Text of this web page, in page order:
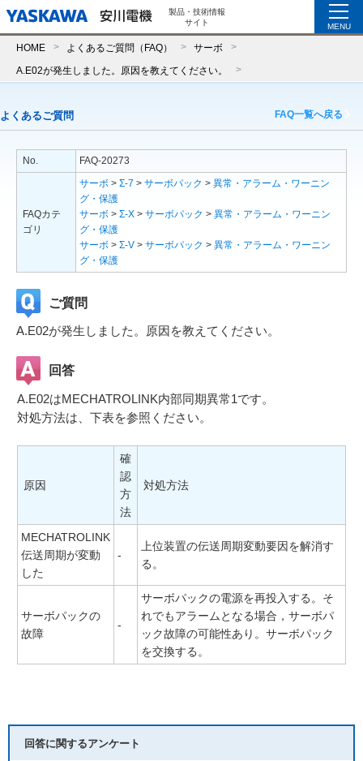
製品・技術情報
サイト
MENU
HOME よくあるご質問（FAQ） サーボ
A.E02が発生しました。原因を教えてください。
よくあるご質問 FAQ一覧へ戻る
No. FAQ-20273
FAQカテ
ゴリ
サーボ > Σ-7 > サーボパック > 異常・アラーム・ワーニン
グ・保護
サーボ > Σ-X > サーボパック > 異常・アラーム・ワーニン
グ・保護
サーボ > Σ-V > サーボパック > 異常・アラーム・ワーニン
グ・保護
ご質問
A.E02が発生しました。原因を教えてください。
回答
A.E02はMECHATROLINK内部同期異常1です。
対処方法は、下表を参照ください。
原因
確
認
方
法
対処方法
MECHATROLINK
伝送周期が変動
した
-
上位装置の伝送周期変動要因を解消す
る。
サーボパックの
故障
-
サーボパックの電源を再投入する。そ
れでもアラームとなる場合，サーボパ
ック故障の可能性あり。サーボパック
を交換する。
回答に関するアンケート